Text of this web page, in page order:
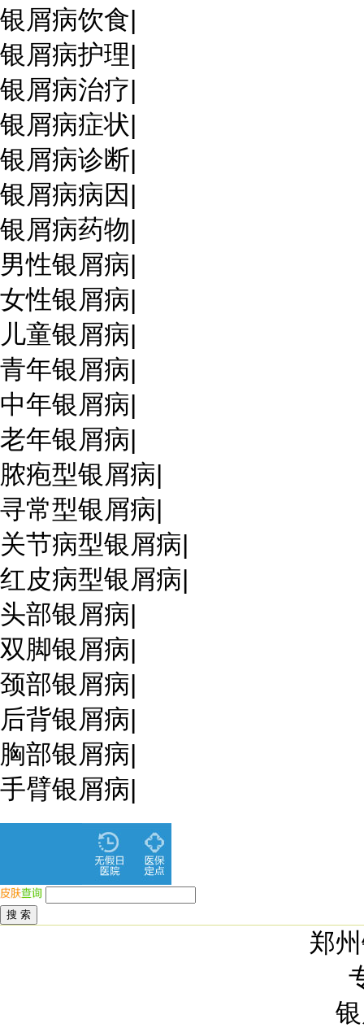
银屑病饮食|
银屑病护理|
银屑病治疗|
银屑病症状|
银屑病诊断|
银屑病病因|
银屑病药物|
男性银屑病|
女性银屑病|
儿童银屑病|
青年银屑病|
中年银屑病|
老年银屑病|
脓疱型银屑病|
寻常型银屑病|
关节病型银屑病|
红皮病型银屑病|
头部银屑病|
双脚银屑病|
颈部银屑病|
后背银屑病|
胸部银屑病|
手臂银屑病|
郑